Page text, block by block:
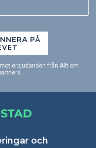
PÅ
erbjudanden från Allt om
och